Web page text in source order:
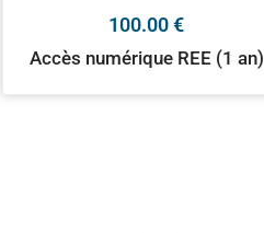
100.00€
Accès numérique REE (1 an)